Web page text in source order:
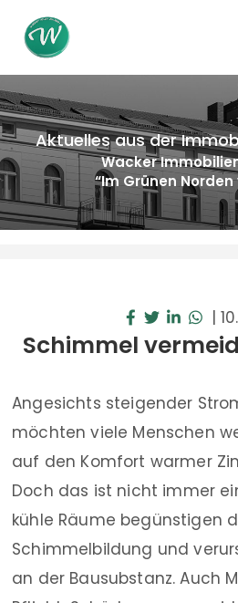
Aktuelles aus der
Wacker
“Im Grünen Norden
|
Schimmel
Angesichts steigender
möchten viele Menschen
auf den Komfort warmer
Doch das ist nicht immer
kühle Räume begünstigen
Schimmelbildung und
an der Bausubstanz. Auch